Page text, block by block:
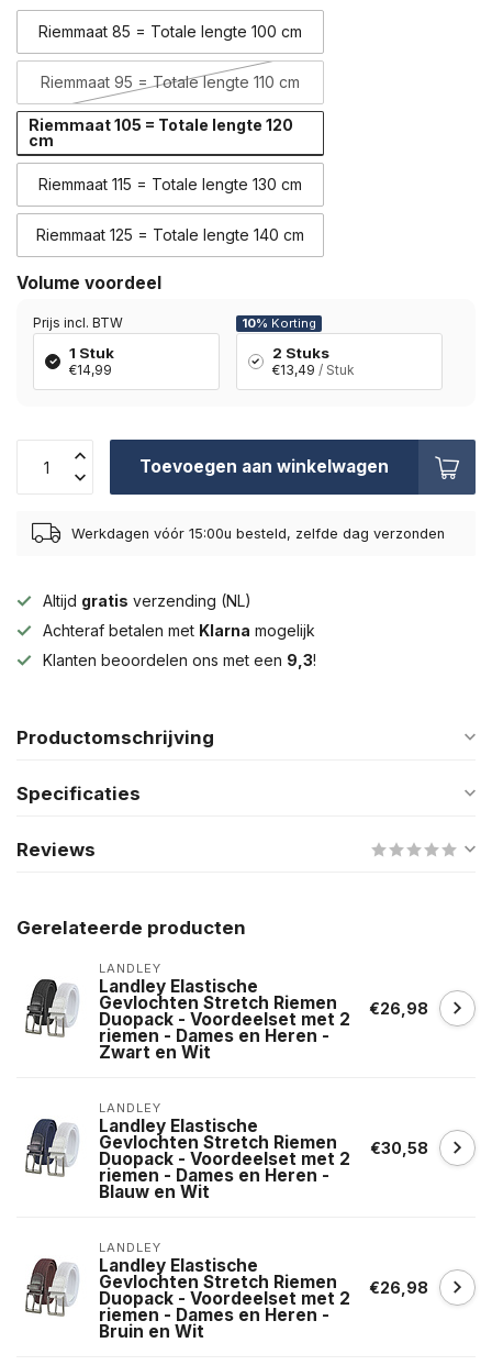
Riemmaat 85 = Totale lengte 100 cm
Riemmaat 95 = Totale lengte 110 cm
Riemmaat 105 = Totale lengte 120
cm
Riemmaat 115 = Totale lengte 130 cm
Riemmaat 125 = Totale lengte 140 cm
Volume voordeel
Prijs incl. BTW
1 Stuk
€14,99
10% Korting
2 Stuks
€13,49 / Stuk
Toevoegen aan winkelwagen
Werkdagen vóór 15:00u besteld, zelfde dag verzonden
Altijd gratis verzending (NL)
Achteraf betalen met Klarna mogelijk
Klanten beoordelen ons met een 9,3!
Productomschrijving
Specificaties
Reviews
Gerelateerde producten
LANDLEY
Landley Elastische
Gevlochten Stretch Riemen
Duopack - Voordeelset met 2
riemen - Dames en Heren -
Zwart en Wit
€26,98
LANDLEY
Landley Elastische
Gevlochten Stretch Riemen
Duopack - Voordeelset met 2
riemen - Dames en Heren -
Blauw en Wit
€30,58
LANDLEY
Landley Elastische
Gevlochten Stretch Riemen
Duopack - Voordeelset met 2
riemen - Dames en Heren -
Bruin en Wit
€26,98